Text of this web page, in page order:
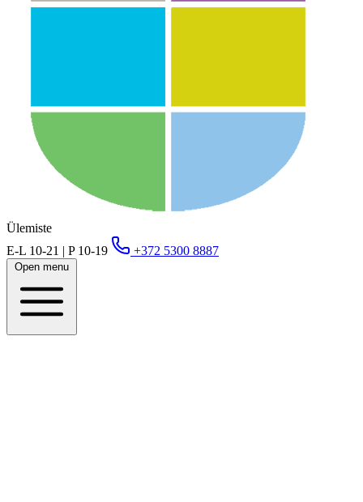
Ülemiste
E-L 10-21 | P 10-19
+372 5300 8887
Open menu